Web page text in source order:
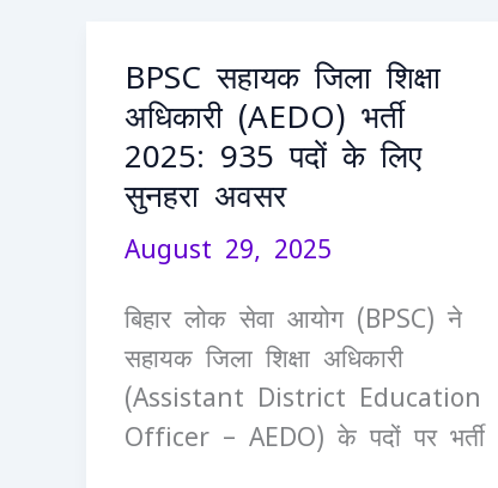
BPSC सहायक जिला शिक्षा
अधिकारी (AEDO) भर्ती
2025: 935 पदों के लिए
सुनहरा अवसर
August 29, 2025
बिहार लोक सेवा आयोग (BPSC) ने
सहायक जिला शिक्षा अधिकारी
(Assistant District Education
Officer – AEDO) के पदों पर भर्ती
BPSC
सहायक
जिला
शिक्षा
अधिकारी
(AEDO)
भर्ती
2025:
935
पदों